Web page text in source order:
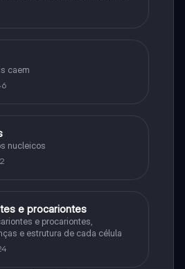
caem
nucleicos
e procariontes
e procariontes,
e estrutura de cada célula